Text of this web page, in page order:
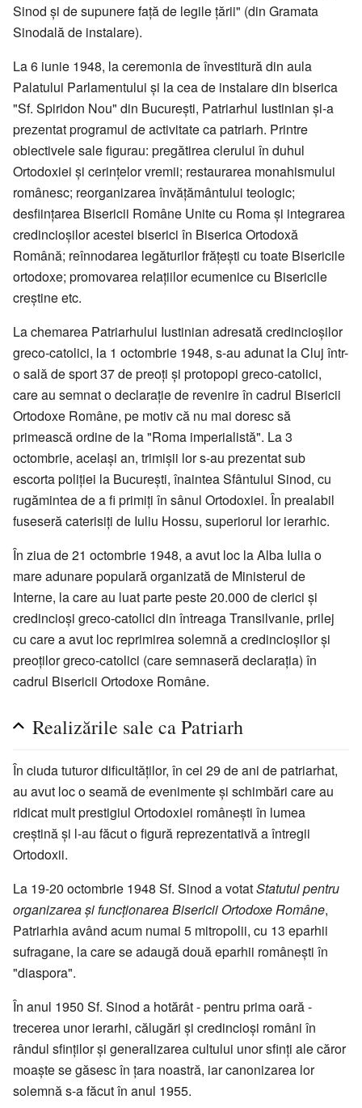
Sinod și de supunere față de legile țării" (din Gramata
Sinodală de instalare).
La 6 iunie 1948, la ceremonia de învestitură din aula
Palatului Parlamentului și la cea de instalare din biserica
"Sf. Spiridon Nou" din București, Patriarhul Iustinian și-a
prezentat programul de activitate ca patriarh. Printre
obiectivele sale figurau: pregătirea clerului în duhul
Ortodoxiei și cerințelor vremii; restaurarea monahismului
românesc; reorganizarea învățământului teologic;
desființarea Bisericii Române Unite cu Roma și integrarea
credincioșilor acestei biserici în Biserica Ortodoxă
Română; reînnodarea legăturilor frățești cu toate Bisericile
ortodoxe; promovarea relațiilor ecumenice cu Bisericile
creștine etc.
La chemarea Patriarhului Iustinian adresată credincioșilor
greco-catolici, la 1 octombrie 1948, s-au adunat la Cluj într-
o sală de sport 37 de preoți și protopopi greco-catolici,
care au semnat o declarație de revenire în cadrul Bisericii
Ortodoxe Române, pe motiv că nu mai doresc să
primească ordine de la "Roma imperialistă". La 3
octombrie, același an, trimișii lor s-au prezentat sub
escorta poliției la București, înaintea Sfântului Sinod, cu
rugămintea de a fi primiți în sânul Ortodoxiei. În prealabil
fuseseră caterisiți de Iuliu Hossu, superiorul lor ierarhic.
În ziua de 21 octombrie 1948, a avut loc la Alba Iulia o
mare adunare populară organizată de Ministerul de
Interne, la care au luat parte peste 20.000 de clerici și
credincioși greco-catolici din întreaga Transilvanie, prilej
cu care a avut loc reprimirea solemnă a credincioșilor și
preoților greco-catolici (care semnaseră declarația) în
cadrul Bisericii Ortodoxe Române.
Realizările sale ca Patriarh
În ciuda tuturor dificultăților, în cei 29 de ani de patriarhat,
au avut loc o seamă de evenimente și schimbări care au
ridicat mult prestigiul Ortodoxiei românești în lumea
creștină și l-au făcut o figură reprezentativă a întregii
Ortodoxii.
La 19-20 octombrie 1948 Sf. Sinod a votatStatutul pentru
organizarea și funcționarea Bisericii Ortodoxe Române,
Patriarhia având acum numai 5 mitropolii, cu 13 eparhii
sufragane, la care se adaugă două eparhii românești în
"diaspora".
În anul 1950 Sf. Sinod a hotărât - pentru prima oară -
trecerea unor ierarhi, călugări și credincioși români în
rândul sfinților și generalizarea cultului unor sfinți ale căror
moaște se găsesc în țara noastră, iar canonizarea lor
solemnă s-a făcut în anul 1955.